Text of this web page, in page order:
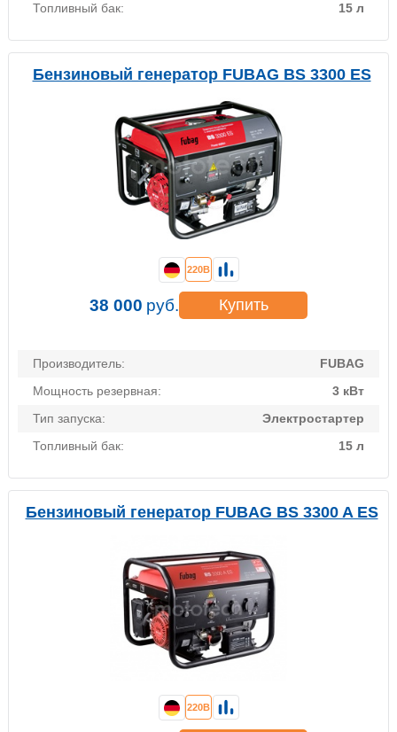
Топливный бак:
15 л
Бензиновый генератор FUBAG BS 3300 ES
Производитель:
FUBAG
Мощность резервная:
3 кВт
Тип запуска:
Электростартер
Топливный бак:
15 л
220В
38 000 руб. Купить
Бензиновый генератор FUBAG BS 3300 A ES
220В